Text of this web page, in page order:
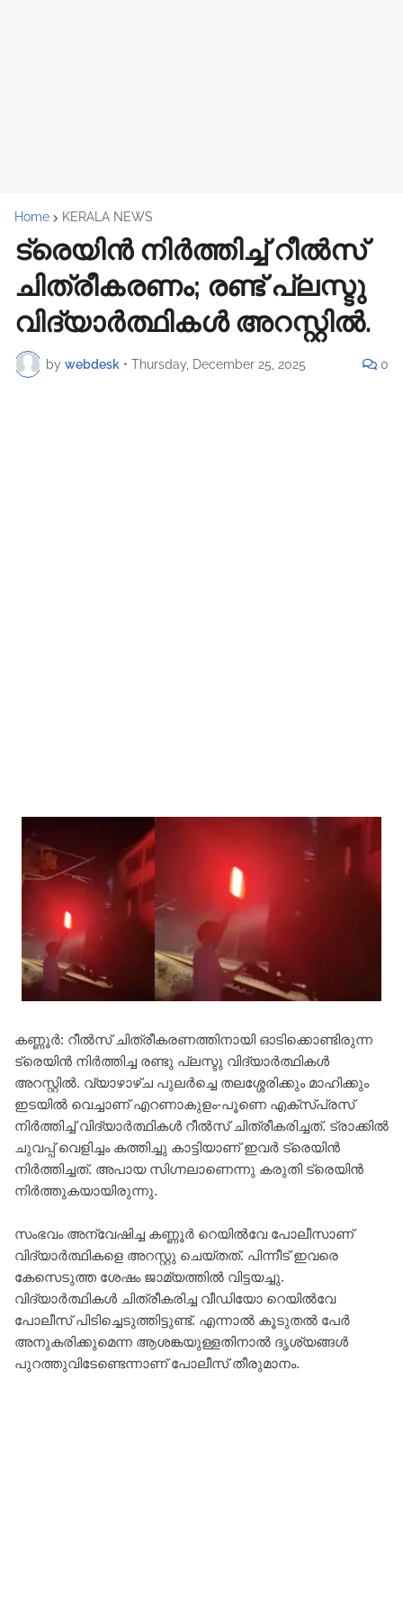
Home KERALA NEWS
ട്രെയിൻ നിർത്തിച്ച് റീൽസ്
ചിത്രീകരണം; രണ്ട് പ്ലസ്ടു
വിദ്യാർത്ഥികൾ അറസ്റ്റിൽ.
by webdesk • Thursday, December 25, 2025 0
കണ്ണൂർ: റീൽസ് ചിത്രീകരണത്തിനായി ഓടിക്കൊണ്ടിരുന്ന
ട്രെയിൻ നിർത്തിച്ച രണ്ടു പ്ലസ്ടു വിദ്യാർത്ഥികൾ
അറസ്റ്റിൽ. വ്യാഴാഴ്ച പുലർച്ചെ തലശ്ശേരിക്കും മാഹിക്കും
ഇടയിൽ വെച്ചാണ് എറണാകുളം-പൂണെ എക്സ്പ്രസ്
നിർത്തിച്ച് വിദ്യാർത്ഥികൾ റീൽസ് ചിത്രീകരിച്ചത്. ട്രാക്കിൽ
ചുവപ്പ് വെളിച്ചം കത്തിച്ചു കാട്ടിയാണ് ഇവർ ട്രെയിൻ
നിർത്തിച്ചത്. അപായ സിഗ്നലാണെന്നു കരുതി ട്രെയിൻ
നിർത്തുകയായിരുന്നു.
സംഭവം അന്വേഷിച്ച കണ്ണൂർ റെയിൽവേ പോലീസാണ്
വിദ്യാർത്ഥികളെ അറസ്റ്റു ചെയ്തത്. പിന്നീട് ഇവരെ
കേസെടുത്ത ശേഷം ജാമ്യത്തിൽ വിട്ടയച്ചു.
വിദ്യാർത്ഥികൾ ചിത്രീകരിച്ച വീഡിയോ റെയിൽവേ
പോലീസ് പിടിച്ചെടുത്തിട്ടുണ്ട്. എന്നാൽ കൂടുതൽ പേർ
അനുകരിക്കുമെന്ന ആശങ്കയുള്ളതിനാൽ ദൃശ്യങ്ങൾ
പുറത്തുവിടേണ്ടെന്നാണ് പോലീസ് തീരുമാനം.